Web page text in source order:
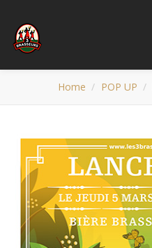
Home POP UP